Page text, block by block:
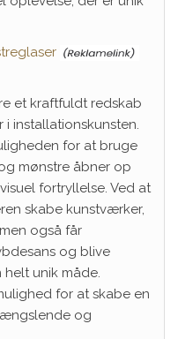
et kraftfuldt redskab
installationskunsten.
for at bruge
mønstre åbner op
fortryllelse. Ved at
skabe kunstværker,
også får
og blive
unik måde.
for at skabe en
og